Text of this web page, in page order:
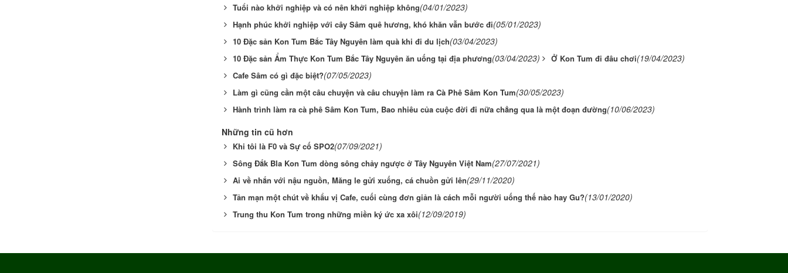
Tuổi nào khởi nghiệp và có nên khởi nghiệp không(04/01/2023)
Hạnh phúc khởi nghiệp với cây Sâm quê hương, khó khăn vẫn bước đi(05/01/2023)
10 Đặc sản Kon Tum Bắc Tây Nguyên làm quà khi đi du lịch(03/04/2023)
10 Đặc sản Ẩm Thực Kon Tum Bắc Tây Nguyên ăn uống tại địa phương(03/04/2023) Ở Kon Tum đi đâu chơi(19/04/2023)
Cafe Sâm có gì đặc biệt?(07/05/2023)
Làm gì cũng cần một câu chuyện và câu chuyện làm ra Cà Phê Sâm Kon Tum(30/05/2023)
Hành trình làm ra cà phê Sâm Kon Tum, Bao nhiêu của cuộc đời đi nữa chẳng qua là một đoạn đường(10/06/2023)
Những tin cũ hơn
Khi tôi là F0 và Sự cố SPO2(07/09/2021)
Sông Đắk Bla Kon Tum dòng sông chảy ngược ở Tây Nguyên Việt Nam(27/07/2021)
Ai về nhắn với nậu nguồn, Măng le gửi xuống, cá chuồn gửi lên(29/11/2020)
Tản mạn một chút về khẩu vị Cafe, cuối cùng đơn giản là cách mỗi người uống thế nào hay Gu?(13/01/2020)
Trung thu Kon Tum trong những miền ký ức xa xôi(12/09/2019)